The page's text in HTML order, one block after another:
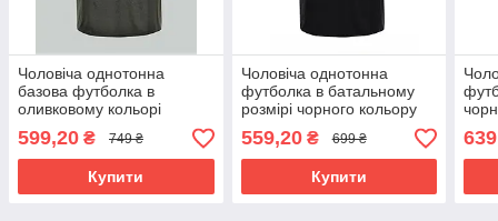
Чоловіча однотонна
базова футболка в
оливковому кольорі
599,20 ₴ 749 ₴
Купити
Чоловіча однотонна
футболка в батальному
розмірі чорного кольору
559,20₴ 699 ₴
Купити